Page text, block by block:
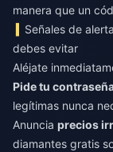
manera que un
Señales de
debes evitar
Aléjate
Pide tu
legítimas nunca
Anuncia precios
diamantes gratis